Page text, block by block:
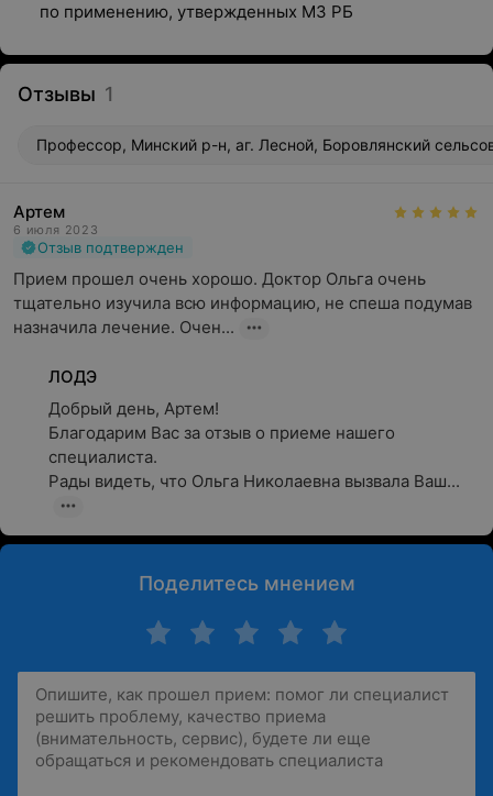
по применению, утвержденных МЗ РБ
Отзывы 1
Профессор, Минский р-н, аг. Лесной, Боровлянский
Артем
6 июля 2023
Отзыв подтвержден
Прием прошел очень хорошо. Доктор Ольга очень
тщательно изучила всю информацию, не спеша подумав
назначила лечение. Очен...
ЛОДЭ
Добрый день, Артем!
Благодарим Вас за отзыв о приеме нашего
специалиста.
Рады видеть, что Ольга Николаевна вызвала Ваш...
Поделитесь мнением